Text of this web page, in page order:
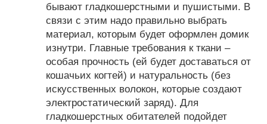
бывают гладкошерстными и пушистыми. В
связи с этим надо правильно выбрать
материал, которым будет оформлен домик
изнутри. Главные требования к ткани –
особая прочность (ей будет доставаться от
кошачьих когтей) и натуральность (без
искусственных волокон, которые создают
электростатический заряд). Для
гладкошерстных обитателей подойдет